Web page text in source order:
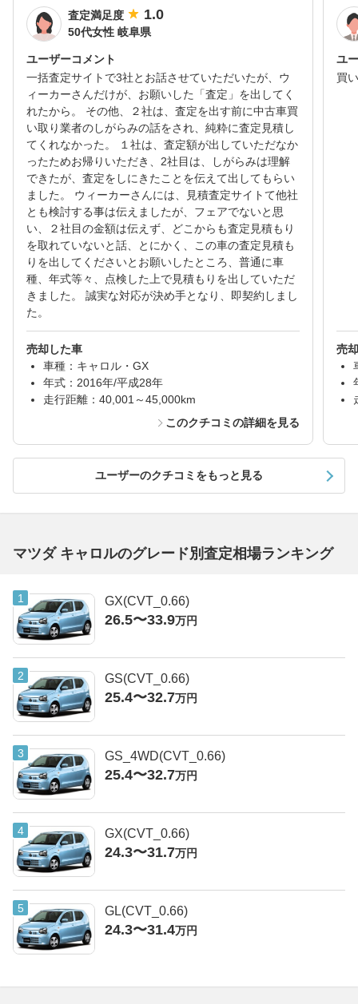
査定満足度
1.0
50代女性 岐阜県
ユーザーコメント
一括査定サイトで3社とお話させていただいたが、ウ
ィーカーさんだけが、お願いした「査定」を出してく
れたから。 その他、２社は、査定を出す前に中古車買
い取り業者のしがらみの話をされ、純粋に査定見積し
てくれなかった。 １社は、査定額が出していただなか
ったためお帰りいただき、2社目は、しがらみは理解
できたが、査定をしにきたことを伝えて出してもらい
ました。 ウィーカーさんには、見積査定サイトて他社
とも検討する事は伝えましたが、フェアでないと思
い、２社目の金額は伝えず、どこからも査定見積もり
を取れていないと話、とにかく、この車の査定見積も
りを出してくださいとお願いしたところ、普通に車
種、年式等々、点検した上で見積もりを出していただ
きました。 誠実な対応が決め手となり、即契約しまし
た。
売却した車
車種：キャロル・GX
年式：2016年/平成28年
走行距離：40,001～45,000km
このクチコミの詳細を見る
ユ
買
売
ユーザーのクチコミをもっと見る
マツダ キャロルのグレード別査定相場ランキング
GX(CVT_0.66)
26.5〜33.9万円
GS(CVT_0.66)
25.4〜32.7万円
GS_4WD(CVT_0.66)
25.4〜32.7万円
GX(CVT_0.66)
24.3〜31.7万円
GL(CVT_0.66)
24.3〜31.4万円